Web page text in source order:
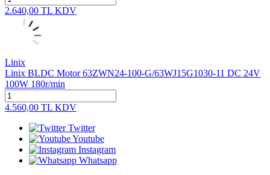
2.640,00 TL KDV
Linix
Linix BLDC Motor 63ZWN24-100-G/63WJ15G1030-11 DC 24V
100W 180r/min
4.560,00 TL KDV
Twitter
Youtube
Instagram
Whatsapp